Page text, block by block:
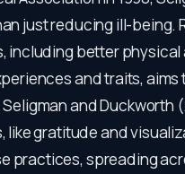
just reducing ill-being.
better physical
and traits,
and Duckworth
gratitude and
practices, spreading